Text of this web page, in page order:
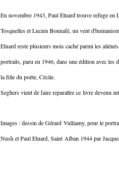
En novembre 1943, Paul Eluard trouve refuge
Tosquelles et Lucien Bonnafé, un vent
Eluard reste plusieurs mois caché parmi les
portraits, paru en 1946, dans une édition avec
la fille du poète, Cécile.
Seghers vient de faire reparaître ce livre devenu
​​​​​​​Images : dessin de Gérard Vulliamy, pour le
Nush et Paul Eluard, Saint Alban 1944 par